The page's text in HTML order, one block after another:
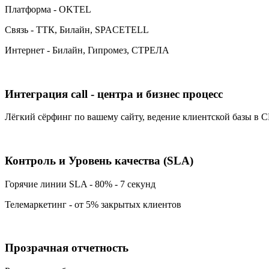
Платформа - OKTEL
Связь - ТТК, Билайн, SPACETELL
Интернет - Билайн, Гипромез, СТРЕЛА
Интеграция call - центра и бизнес процесс
Лёгкий сёрфинг по вашему сайту, ведение клиентской базы в
Контроль и Уровень качества (SLA)
Горячие линии SLA - 80% - 7 секунд
Телемаркетинг - от 5% закрытых клиентов
Прозрачная отчетность